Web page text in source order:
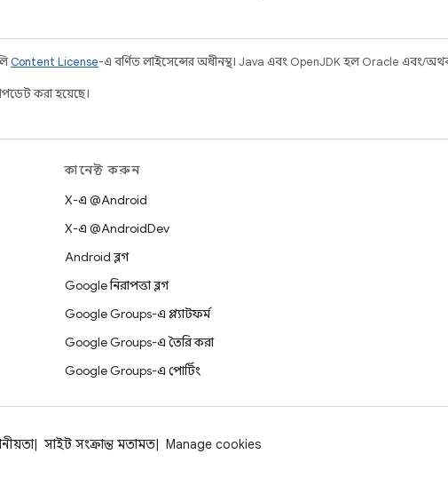
Content License-এ বর্ণিত লাইসেন্সের অধীনস্থ। Java এবং OpenJDK হল Oracle এবং/অথবা
করা হয়েছে।
কানেক্ট করুন
X-এ @Android
X-এ @AndroidDev
Android ব্লগ
Google নিরাপত্তা ব্লগ
Google Groups-এ প্ল্যাটফর্ম
Google Groups-এ তৈরি করা
Google Groups-এ পোর্টিং
সাইট সংক্রান্ত মতামত Manage cookies